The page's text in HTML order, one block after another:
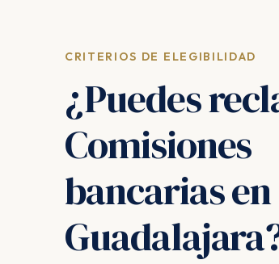
CRITERIOS DE ELEGIBILIDAD
¿Puedes
Comisiones
bancarias en